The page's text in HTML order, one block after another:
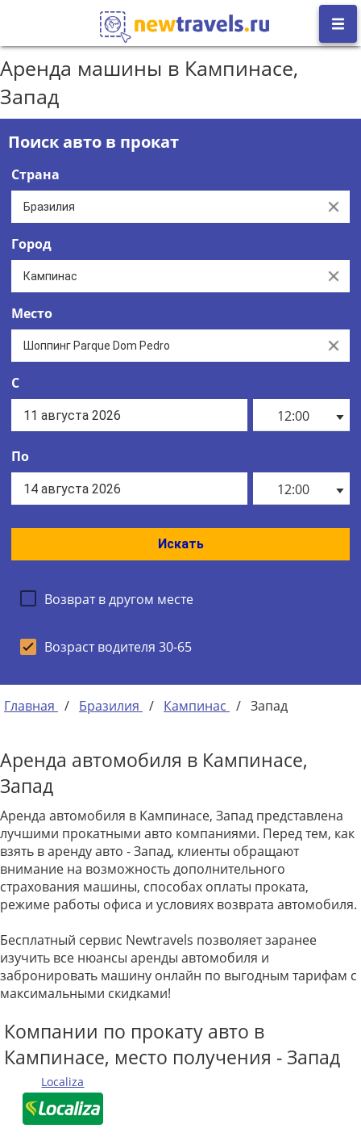
Аренда машины в Кампинасе,
Запад
Поиск авто в прокат
Страна
Clear
Город
Clear
Место
Clear
С
12:00
По
12:00
Искать
Возврат в другом месте
Возраст водителя 30-65
Главная / Бразилия / Кампинас / Запад
Аренда автомобиля в Кампинасе,
Запад
Аренда автомобиля в Кампинасе, Запад представлена
лучшими прокатными авто компаниями. Перед тем, как
взять в аренду авто - Запад, клиенты обращают
внимание на возможность дополнительного
страхования машины, способах оплаты проката,
режиме работы офиса и условиях возврата автомобиля.
Бесплатный сервис Newtravels позволяет заранее
изучить все нюансы аренды автомобиля и
забронировать машину онлайн по выгодным тарифам с
максимальными скидками!
Компании по прокату авто в
Кампинасе, место получения - Запад
Localiza